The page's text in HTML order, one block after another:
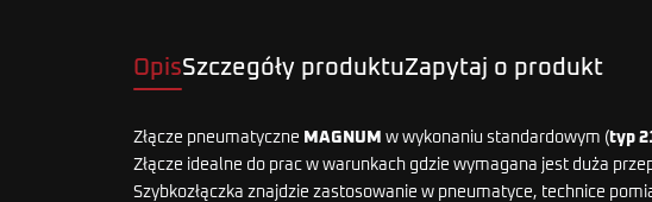
OpisSzczegóły produktuZapytaj o produkt
Złącze pneumatyczne MAGNUM w wykonaniu standardowym (typ
Złącze idealne do prac w warunkach gdzie wymagana jest duża
Szybkozłączka znajdzie zastosowanie w pneumatyce, technice